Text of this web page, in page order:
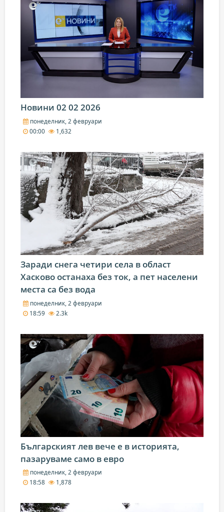
Новини 02 02 2026
понеделник, 2 февруари
00:00
1,632
Заради снега четири села в област
Хасково останаха без ток, а пет населени
места са без вода
понеделник, 2 февруари
18:59
2.3k
Българският лев вече е в историята,
пазаруваме само в евро
понеделник, 2 февруари
18:58
1,878